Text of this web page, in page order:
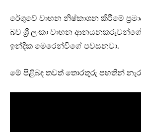
රේගුවේ වාහන නිෂ්කාශන කිරීමේ
බව ශ්‍රී ලංකා වාහන
ඉන්දික මෙරෙන්චිගේ පවසනවා.
මේ පිළිබඳ තවත් තොරතුරු පහතින්